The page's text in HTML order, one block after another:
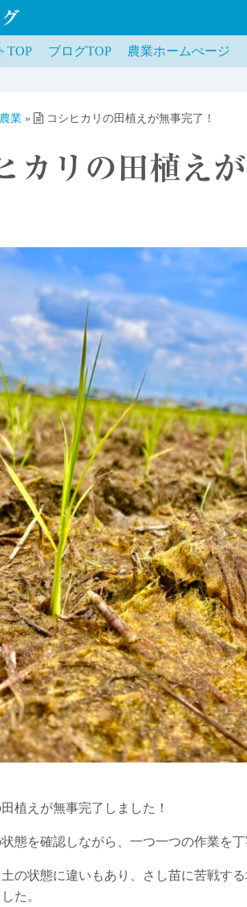
TOP ブログTOP 農業ホームぺージ
農業 » コシヒカリの田植えが無事完了！
カリの田植え
植えが無事完了しました！
態を確認しながら、一つ一つの作業を
の状態に違いもあり、さし苗に苦戦す
た。